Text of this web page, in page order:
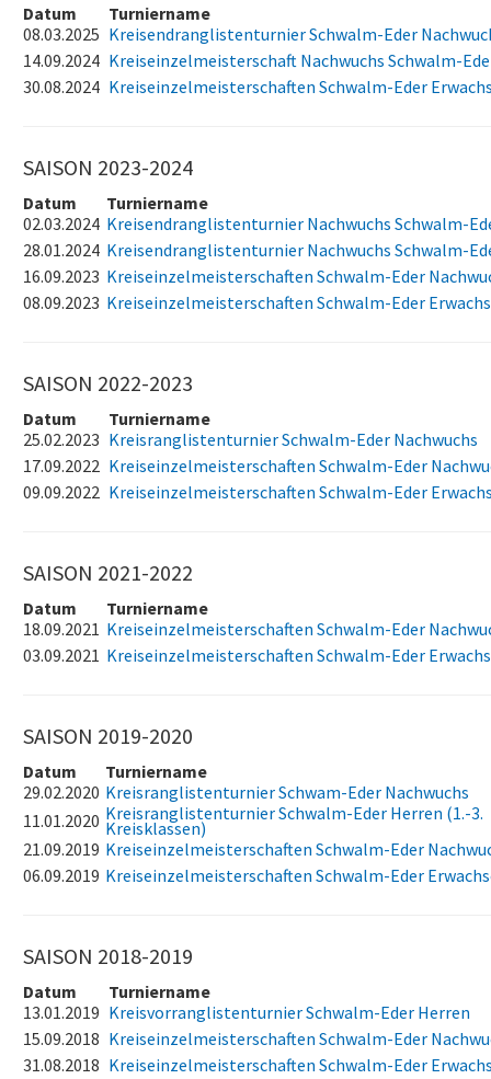
Datum
Turniername
08.03.2025 Kreisendranglistenturnier Schwalm-Eder
14.09.2024 Kreiseinzelmeisterschaft Nachwuchs Schwalm-
30.08.2024 Kreiseinzelmeisterschaften Schwalm-Eder
SAISON 2023-2024
Datum
Turniername
02.03.2024 Kreisendranglistenturnier Nachwuchs Schwalm-
28.01.2024 Kreisendranglistenturnier Nachwuchs Schwalm-
16.09.2023 Kreiseinzelmeisterschaften Schwalm-Eder
08.09.2023 Kreiseinzelmeisterschaften Schwalm-Eder
SAISON 2022-2023
Datum
Turniername
25.02.2023 Kreisranglistenturnier Schwalm-Eder Nachwuchs
17.09.2022 Kreiseinzelmeisterschaften Schwalm-Eder
09.09.2022 Kreiseinzelmeisterschaften Schwalm-Eder
SAISON 2021-2022
Datum
Turniername
18.09.2021 Kreiseinzelmeisterschaften Schwalm-Eder
03.09.2021 Kreiseinzelmeisterschaften Schwalm-Eder
SAISON 2019-2020
Datum
Turniername
29.02.2020 Kreisranglistenturnier Schwam-Eder Nachwuchs
11.01.2020 Kreisranglistenturnier Schwalm-Eder Herren (1.-3.
Kreisklassen)
21.09.2019 Kreiseinzelmeisterschaften Schwalm-Eder
06.09.2019 Kreiseinzelmeisterschaften Schwalm-Eder
SAISON 2018-2019
Datum
Turniername
13.01.2019 Kreisvorranglistenturnier Schwalm-Eder Herren
15.09.2018 Kreiseinzelmeisterschaften Schwalm-Eder
31.08.2018 Kreiseinzelmeisterschaften Schwalm-Eder